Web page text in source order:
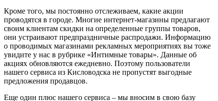
Кроме того, мы постоянно отслеживаем, какие акции
проводятся в городе. Многие интернет-магазины предлагают
своим клиентам скидки на определенные группы товаров,
они устраивают предпраздничные распродажи. Информацию
о проводимых магазинами рекламных мероприятиях вы тоже
увидите у нас в рубрике «Интимные товары». Данные об
акциях обновляются ежедневно. Поэтому пользователи
нашего сервиса из Кисловодска не пропустят выгодные
предложения продавцов.
Еще один плюс нашего сервиса – мы вносим в свою базу